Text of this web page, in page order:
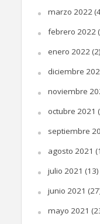
marzo 2022
febrero 2022
enero 2022 (2)
diciembre
noviembre
octubre 2021
septiembre
agosto 2021
julio 2021 (13)
junio 2021
mayo 2021